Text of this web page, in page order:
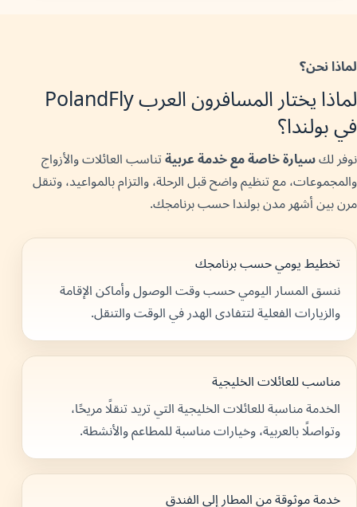
لماذا نحن؟
لماذا يختار المسافرون العرب PolandFly
في بولندا؟
نوفر لكسيارة خاصة مع خدمة عربيةتناسب العائلات والأزواج
والمجموعات، مع تنظيم واضح قبل الرحلة، والتزام بالمواعيد، وتنقل
مرن بين أشهر مدن بولندا حسب برنامجك.
تخطيط يومي حسب برنامجك
ننسق المسار اليومي حسب وقت الوصول وأماكن الإقامة
والزيارات الفعلية لتتفادى الهدر في الوقت والتنقل.
مناسب للعائلات الخليجية
الخدمة مناسبة للعائلات الخليجية التي تريد تنقلًا مريحًا،
وتواصلًا بالعربية، وخيارات مناسبة للمطاعم والأنشطة.
خدمة موثوقة من المطار إلى الفندق